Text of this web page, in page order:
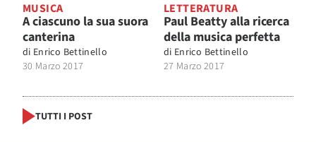
MUSICA
A ciascuno la sua suora
canterina
di Enrico Bettinello
30 Marzo 2017
LETTERATURA
Paul Beatty alla ricerca
della musica perfetta
di Enrico Bettinello
27 Marzo 2017
TUTTI I POST